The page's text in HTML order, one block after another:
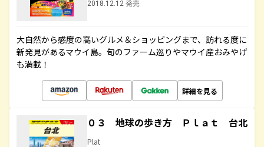
2018.12.12 発売
大自然から感度の高いグルメ＆ショッピングまで、訪れる度に
新発見があるマウイ島。旬のファーム巡りやマウイ産おみやげ
も満載！
詳細を見る
０３ 地球の歩き方 Ｐｌａｔ 台北
Plat